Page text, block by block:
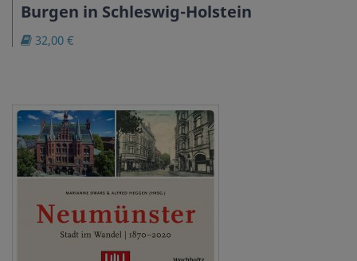
Burgen in Schleswig-Holstein
32,00 €